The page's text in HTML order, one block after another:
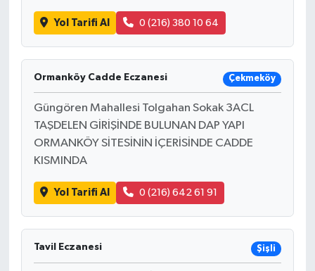
Yol Tarifi Al 0 (216) 380 10 64
Ormanköy Cadde Eczanesi Çekmeköy
Güngören Mahallesi Tolgahan Sokak 3ACL
TAŞDELEN GİRİŞİNDE BULUNAN DAP YAPI
ORMANKÖY SİTESİNİN İÇERİSİNDE CADDE
KISMINDA
Yol Tarifi Al 0 (216) 642 61 91
Tavil Eczanesi Şişli